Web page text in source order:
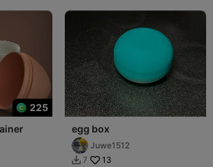
225
egg box
Juwe1512
 7 13